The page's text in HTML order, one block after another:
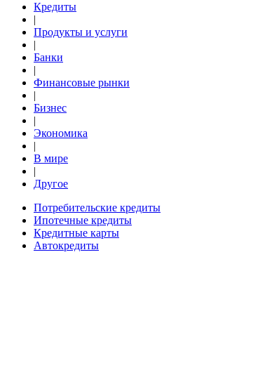
Кредиты
|
Продукты и услуги
|
Банки
|
Финансовые рынки
|
Бизнес
|
Экономика
|
В мире
|
Другое
Потребительские кредиты
Ипотечные кредиты
Кредитные карты
Автокредиты